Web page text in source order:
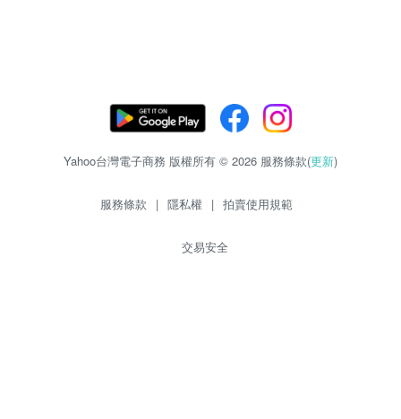
Yahoo台灣電子商務 版權所有 © 2026 服務條款(更新)
服務條款 | 隱私權 | 拍賣使用規範
交易安全